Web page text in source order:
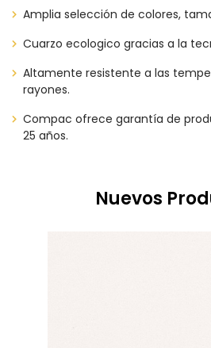
Amplia selección de colores,
Cuarzo ecologico gracias a la
Altamente resistente a las
rayones.
Compac ofrece garantía de
25 años.
Nuevos